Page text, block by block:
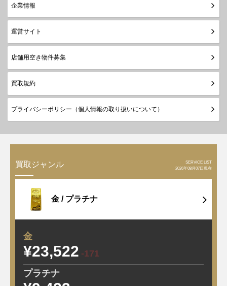
企業情報
運営サイト
店舗用空き物件募集
買取規約
プライバシーポリシー（個人情報の取り扱いについて）
買取ジャンル
SERVICE LIST
2026年08月07日現在
金 / プラチナ
金
¥23,522 -171
プラチナ